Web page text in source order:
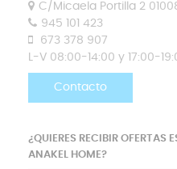
C/Micaela Portilla 2
945 101 423
673 378 907
L-V 08:00-14:00 y 17:00-
Contacto
¿QUIERES RECIBIR OFERTAS
ANAKEL HOME?